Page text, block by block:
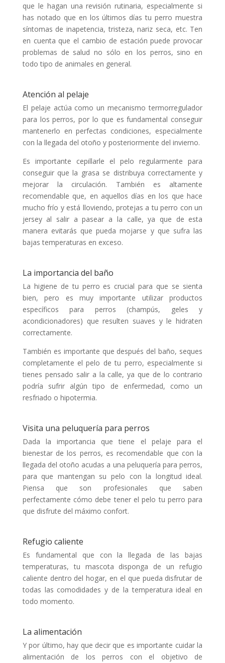
que le hagan una revisión rutinaria, especialmente si
has notado que en los últimos días tu perro muestra
síntomas de inapetencia, tristeza, nariz seca, etc. Ten
en cuenta que el cambio de estación puede provocar
problemas de salud no sólo en los perros, sino en
todo tipo de animales en general.
Atención al pelaje
El pelaje actúa como un mecanismo termorregulador
para los perros, por lo que es fundamental conseguir
mantenerlo en perfectas condiciones, especialmente
con la llegada del otoño y posteriormente del invierno.
Es importante cepillarle el pelo regularmente para
conseguir que la grasa se distribuya correctamente y
mejorar la circulación. También es altamente
recomendable que, en aquellos días en los que hace
mucho frío y está lloviendo, protejas a tu perro con un
jersey al salir a pasear a la calle, ya que de esta
manera evitarás que pueda mojarse y que sufra las
bajas temperaturas en exceso.
La importancia del baño
La higiene de tu perro es crucial para que se sienta
bien, pero es muy importante utilizar productos
específicos para perros (champús, geles y
acondicionadores) que resulten suaves y le hidraten
correctamente.
También es importante que después del baño, seques
completamente el pelo de tu perro, especialmente si
tienes pensado salir a la calle, ya que de lo contrario
podría sufrir algún tipo de enfermedad, como un
resfriado o hipotermia.
Visita una peluquería para perros
Dada la importancia que tiene el pelaje para el
bienestar de los perros, es recomendable que con la
llegada del otoño acudas a una peluquería para perros,
para que mantengan su pelo con la longitud ideal.
Piensa que son profesionales que saben
perfectamente cómo debe tener el pelo tu perro para
que disfrute del máximo confort.
Refugio caliente
Es fundamental que con la llegada de las bajas
temperaturas, tu mascota disponga de un refugio
caliente dentro del hogar, en el que pueda disfrutar de
todas las comodidades y de la temperatura ideal en
todo momento.
La alimentación
Y por último, hay que decir que es importante cuidar la
alimentación de los perros con el objetivo de